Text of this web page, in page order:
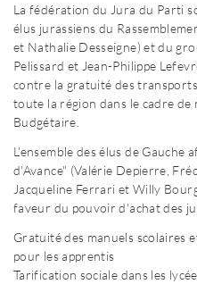
La fédération du Jura du Parti
élus jurassiens du
et Nathalie Desseigne) et du
Pelissard et Jean-Philippe
contre la gratuité des
toute la région dans le cadre
Budgétaire.
L'ensemble des élus de
d'Avance" (Valérie Depierre,
Jacqueline Ferrari et Willy
faveur du pouvoir d'achat des
Gratuité des manuels scolaires
pour les apprentis
Tarification sociale dans les